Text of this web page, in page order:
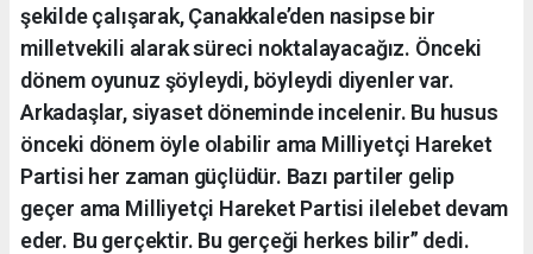
şekilde çalışarak, Çanakkale’den nasipse bir
milletvekili alarak süreci noktalayacağız. Önceki
dönem oyunuz şöyleydi, böyleydi diyenler var.
Arkadaşlar, siyaset döneminde incelenir. Bu husus
önceki dönem öyle olabilir ama Milliyetçi Hareket
Partisi her zaman güçlüdür. Bazı partiler gelip
geçer ama Milliyetçi Hareket Partisi ilelebet devam
eder. Bu gerçektir. Bu gerçeği herkes bilir” dedi.